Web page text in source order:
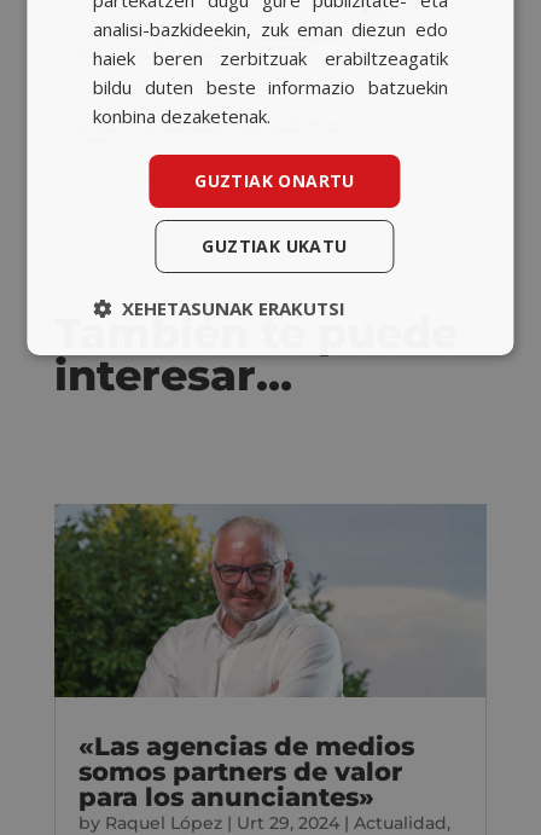
También te puede
interesar…
«Las agencias de medios
somos partners de valor
para los anunciantes»
by Raquel López| Urt 29, 2024| Actualidad,
analisi-bazkideekin, zuk eman diezun edo
haiek beren zerbitzuak erabiltzeagatik
bildu duten beste informazio batzuekin
konbina dezaketenak.
GUZTIAK ONARTU
GUZTIAK UKATU
XEHETASUNAK ERAKUTSI